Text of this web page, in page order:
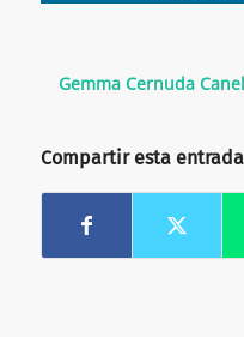
Gemma Cernuda
Compartir esta entrada